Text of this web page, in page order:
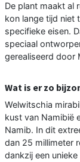
De plant maakt al
kon lange tijd niet
specifieke eisen.
speciaal
gerealiseerd door
Wat is er zo
Welwitschia
kust van Namibië
Namib. In dit
dan 25 millimeter
dankzij een